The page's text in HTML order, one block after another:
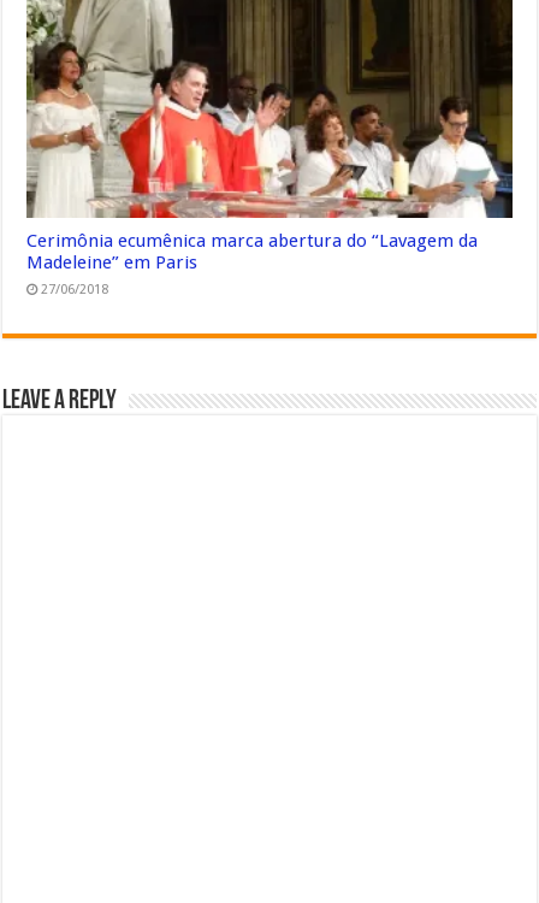
Cerimônia ecumênica marca abertura do “Lavagem da
Madeleine” em Paris
27/06/2018
Leave a Reply